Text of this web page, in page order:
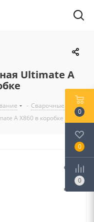
Ultimate A
- Сварочные маски
A X860 в коробке
0
0
0